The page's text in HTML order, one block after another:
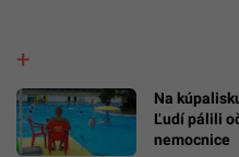
Na
Ľudí pálili
nemocnice